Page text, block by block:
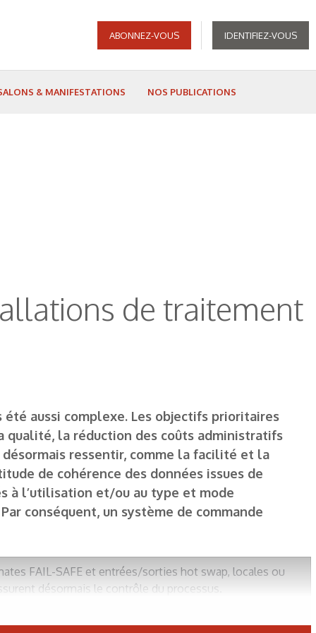
ABONNEZ-VOUS IDENTIFIEZ-VOUS
& MANIFESTATIONS NOS PUBLICATIONS
de traitement
aussi complexe. Les objectifs prioritaires
qualité, la réduction des coûts administratifs
ressentir, comme la facilité et la
de cohérence des données issues de
à l’utilisation et/ou au type et mode
conséquent, un système de commande
FAIL-SAFE et entrées/sorties hot swap, locales ou
désormais le contrôle du processus.